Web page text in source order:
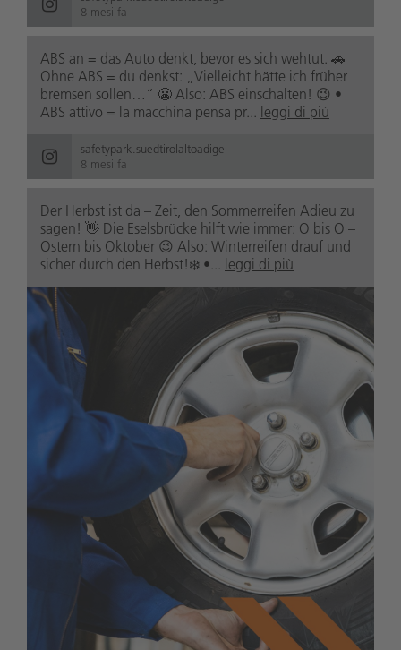
8 mesi fa
ABS an = das Auto denkt, bevor es sich wehtut. 🚗
Ohne ABS = du denkst: „Vielleicht hätte ich früher
bremsen sollen…“ 😬 Also: ABS einschalten! 😉 •
ABS attivo = la macchina pensa pr... leggi di più
safetypark.suedtirolaltoadige
8 mesi fa
Der Herbst ist da – Zeit, den Sommerreifen Adieu zu
sagen! 👋 Die Eselsbrücke hilft wie immer: O bis O –
Ostern bis Oktober 😉 Also: Winterreifen drauf und
sicher durch den Herbst!❄️ •... leggi di più